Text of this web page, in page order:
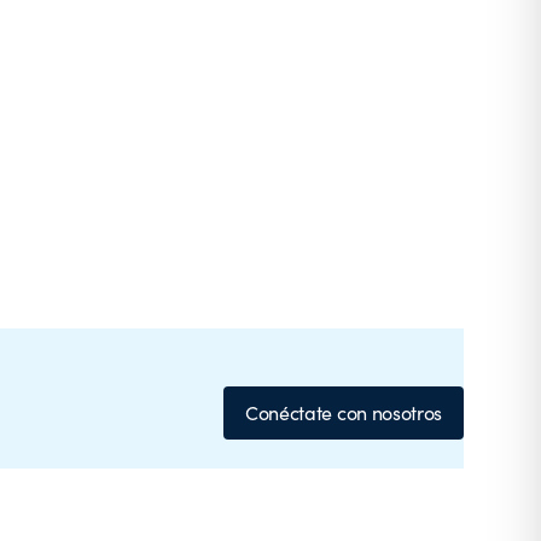
Conéctate con nosotros